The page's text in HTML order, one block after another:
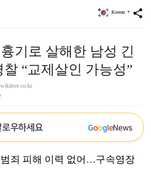
share
Korean ▼
기로 살해한 남성 긴
찰 “교제살인 가능성”
우하세요 GoogleNews
범죄 피해 이력 없어…구속영장